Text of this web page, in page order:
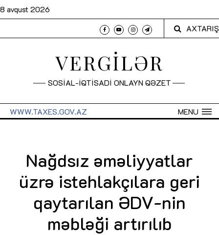
8 avqust 2026
AXTARIŞ
VERGİLƏR
SOSİAL-İQTİSADİ ONLAYN QƏZET
MENU
WWW.TAXES.GOV.AZ
Nağdsız əməliyyatlar
üzrə istehlakçılara geri
qaytarılan ƏDV-nin
məbləği artırılıb